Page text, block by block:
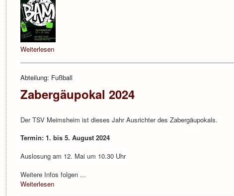
Weiterlesen
Abteilung: Fußball
Zabergäupokal 2024
Der TSV Meimsheim ist dieses Jahr Ausrichter des Zabergäupokals.
Termin: 1. bis 5. August 2024
Auslosung am 12. Mai um 10.30 Uhr
Weitere Infos folgen ...
Weiterlesen